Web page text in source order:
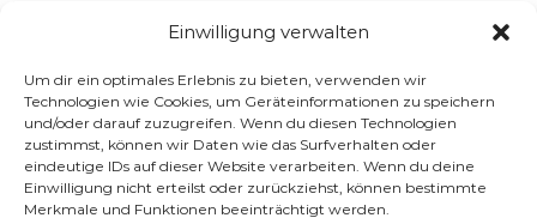
Einwilligung verwalten
Um dir ein optimales Erlebnis zu bieten, verwenden wir
Technologien wie Cookies, um Geräteinformationen zu speichern
und/oder darauf zuzugreifen. Wenn du diesen Technologien
zustimmst, können wir Daten wie das Surfverhalten oder
eindeutige IDs auf dieser Website verarbeiten. Wenn du deine
Einwilligung nicht erteilst oder zurückziehst, können bestimmte
Merkmale und Funktionen beeinträchtigt werden.
Ruhe, Entspannung und Gelassenheit
Ruhe, Entspannung und Gelassenheit Durchatmen, wieder
zu Atem kommen. Über den Atem können Sie aus der